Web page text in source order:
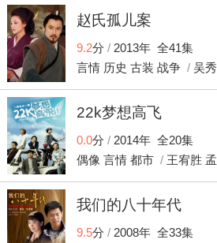
跪下来苦苦相求。林越见荣芬芳坐在
是乡巴佬，林兴民让儿子林越送包子
包子让她学完狗叫之后就把包子给她
学完狗叫后拿到包子吃起来。 阿菊用
建军，江建英同意回兔场镇，但要留
用肥皂假装成大白兔糖让荣芬芳学狗
皂，荣芬芳追着林越打起来，江建英
家人急忙将她送入医院，江母同意留
女儿多年来在外面肯定受苦了。菊花
吼，荣芬芳要找她妈，菊花将她锁在
声音后隔窗查看，他媳妇让他以后不
来后见她妈和弟弟在床前，医生说她
道自己得了什么病，她在兔场镇已经
病，江建英早把家里地址缝在荣芬芳
赵氏孤儿案
9.2分 /2013年 全41集
言情 历史 古装 战争 / 吴
22k梦想高飞
0.0分 /2014年 全20集
偶像 言情 都市 / 王宥胜
我们的八十年代
9.5分 /2008年 全33集